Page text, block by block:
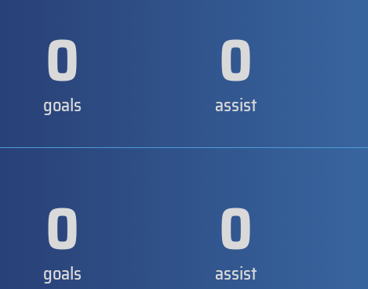
0
goals 0
assist
0
goals 0
assist